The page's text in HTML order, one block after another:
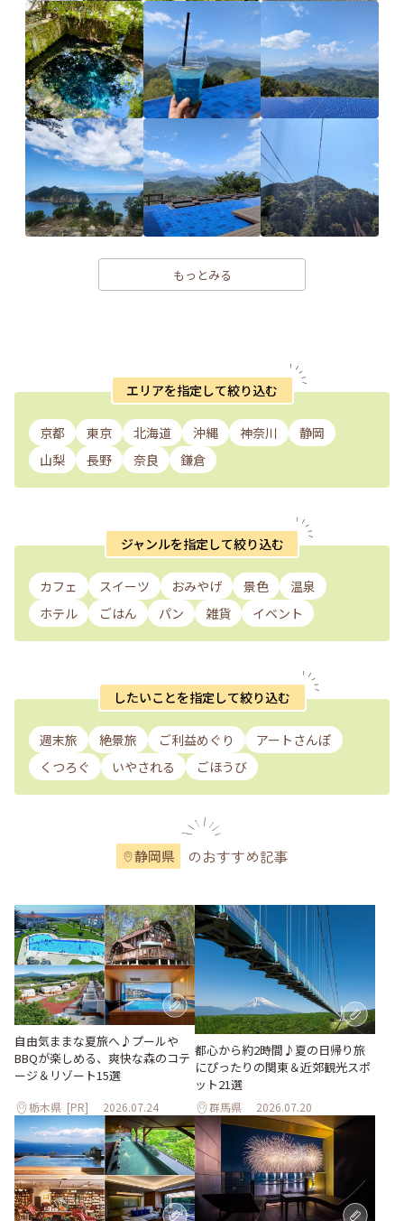
もっとみる
エリアを指定して絞り込む
京都 東京 北海道 沖縄 神奈川
静岡
山梨
長野 奈良 鎌倉
ジャンルを指定して絞り込む
カフェ スイーツ おみやげ 景色
温泉
ホテル
ごはん パン 雑貨 イベント
したいことを指定して絞り込む
週末旅 絶景旅 ご利益めぐり
アートさんぽ
くつろぐ
いやされる ごほうび
静岡県 のおすすめ記事
自由気ままな夏旅へ♪プールや
BBQが楽しめる、爽快な森のコテ
ージ＆リゾート15選
栃木県 [PR] 2026.07.24
都心から約2時間♪夏の日帰り旅
にぴったりの関東＆近郊観光スポ
ット21選
群馬県 2026.07.20